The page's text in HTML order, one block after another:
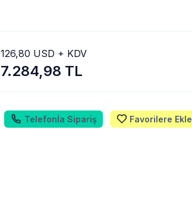
7.284,98 TL
126,80 USD + KDV
Telefonla Sipariş Favorilere Ekle